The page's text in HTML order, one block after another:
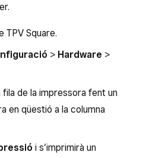
de Square:
TPV.
>
una impressora>
impressora>
impressora AirPrint
Desa.
TPV Square.
> Hardware >
de la impressora fent un
en qüestió a la columna
i s’imprimirà un